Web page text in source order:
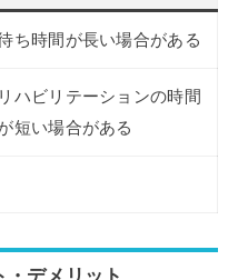
ち時間が長い場合がある
リハビリテーションの時間
短い場合がある
デメリット